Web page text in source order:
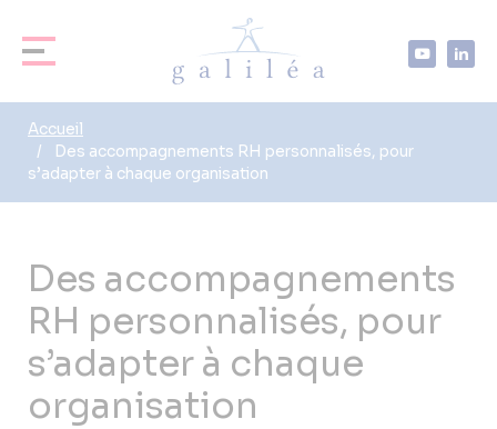
Accueil
Des accompagnements RH personnalisés, pour
s’adapter à chaque organisation
Des accompagnements
RH personnalisés, pour
s’adapter à chaque
organisation